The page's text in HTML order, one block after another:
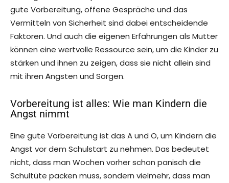
gute Vorbereitung, offene Gespräche und das
Vermitteln von Sicherheit sind dabei entscheidende
Faktoren. Und auch die eigenen Erfahrungen als Mutter
können eine wertvolle Ressource sein, um die Kinder zu
stärken und ihnen zu zeigen, dass sie nicht allein sind
mit ihren Ängsten und Sorgen.
Vorbereitung ist alles: Wie man Kindern die
Angst nimmt
Eine gute Vorbereitung ist das A und O, um Kindern die
Angst vor dem Schulstart zu nehmen. Das bedeutet
nicht, dass man Wochen vorher schon panisch die
Schultüte packen muss, sondern vielmehr, dass man